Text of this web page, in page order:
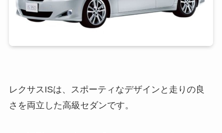
レクサスISは、スポーティなデザインと走りの良
さを両立した高級セダンです。